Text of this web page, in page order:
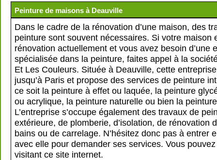
Peinture de maisons à Deauville
Dans le cadre de la rénovation d’une maison, des
peinture sont souvent nécessaires. Si votre maison
rénovation actuellement et vous avez besoin d’une
spécialisée dans la peinture, faites appel à la
Et Les Couleurs. Située à Deauville, cette
jusqu’à Paris et propose des services de peinture
ce soit la peinture à effet ou laquée, la peinture
ou acrylique, la peinture naturelle ou bien la
L’entreprise s’occupe également des travaux de
extérieure, de plomberie, d’isolation, de rénovation
bains ou de carrelage. N’hésitez donc pas à entrer
avec elle pour demander ses services. Vous
visitant ce site internet.